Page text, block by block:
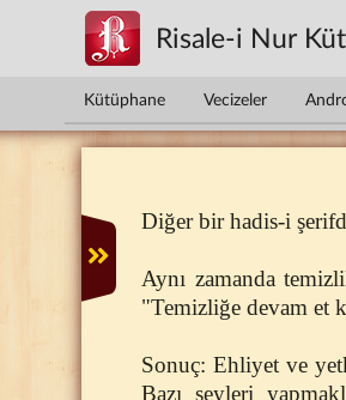
Risale-i Nur
Kütüphane Vecizeler
Diğer bir hadis-i
Aynı zamanda
"Temizliğe devam et
Sonuç: Ehliyet ve
Bazı şeyleri